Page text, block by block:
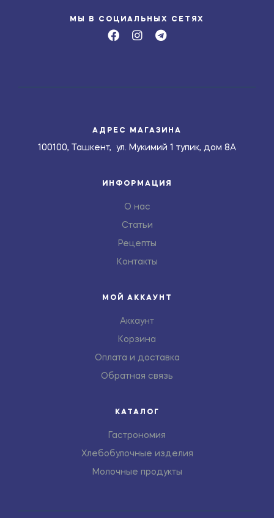
МЫ В СОЦИАЛЬНЫХ СЕТЯХ
АДРЕС МАГАЗИНА
100100, Ташкент, ул. Мукимий 1 тупик, дом 8А
ИНФОРМАЦИЯ
О нас
Статьи
Рецепты
Контакты
МОЙ АККАУНТ
Аккаунт
Корзина
Оплата и доставка
Обратная связь
КАТАЛОГ
Гастрономия
Хлебобулочные изделия
Молочные продукты